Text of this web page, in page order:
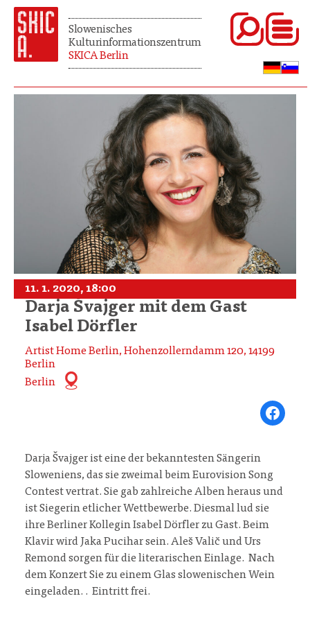
Slowenisches
Kulturinformationszentrum
SKICA Berlin
11. 1. 2020, 18:00
Darja Švajger mit dem Gast
Isabel Dörfler
Artist Home Berlin, Hohenzollerndamm 120, 14199
Berlin
Berlin
Share on
Darja Švajger ist eine der bekanntesten Sängerin
Sloweniens, das sie zweimal beim Eurovision Song
Contest vertrat. Sie gab zahlreiche Alben heraus und
ist Siegerin etlicher Wettbewerbe. Diesmal lud sie
ihre Berliner Kollegin Isabel Dörfler zu Gast. Beim
Klavir wird Jaka Pucihar sein. Aleš Valič und Urs
Remond sorgen für die literarischen Einlage. Nach
dem Konzert Sie zu einem Glas slowenischen Wein
eingeladen. . Eintritt frei.